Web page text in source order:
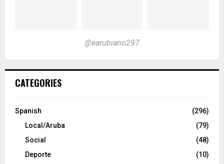
@earubiano297
CATEGORIES
Spanish
(296)
Local/Aruba
(79)
Social
(48)
Deporte
(10)